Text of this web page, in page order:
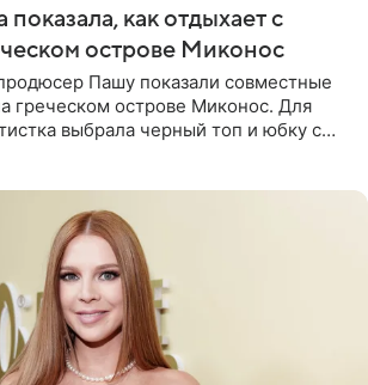
как отдыхает с
острове Миконос
Пашу показали совместные
греческом острове Миконос. Для
выбрала черный топ и юбку с